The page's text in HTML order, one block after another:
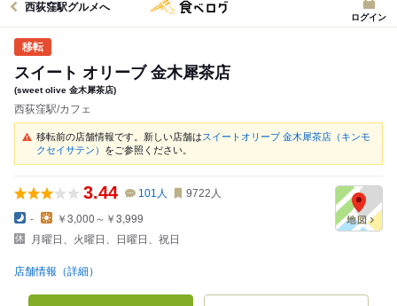
西荻窪駅グルメへ
ログイン
スイート オリーブ 金木犀茶店
(sweet olive 金木犀茶店)
西荻窪駅/カフェ
移転前の店舗情報です。新しい店舗はスイートオリーブ 金木犀茶店（キンモ
クセイサテン） をご参照ください。
3.44 101 人 9722 人
-
￥3,000～￥3,999
月曜日、火曜日、日曜日、祝日
店舗情報（詳細）